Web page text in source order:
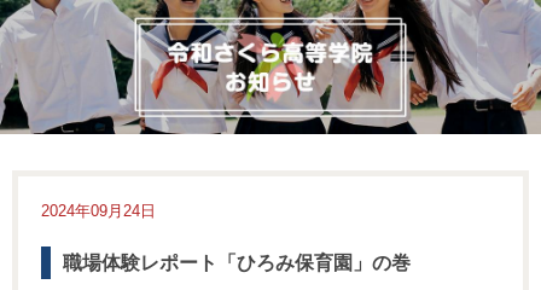
2024年09月24日
職場体験レポート「ひろみ保育園」の巻